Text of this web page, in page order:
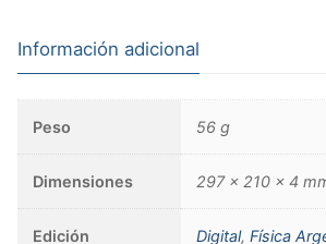
Información adicional
Peso 56 g
Dimensiones 297 × 210 × 4
Edición Digital,Física